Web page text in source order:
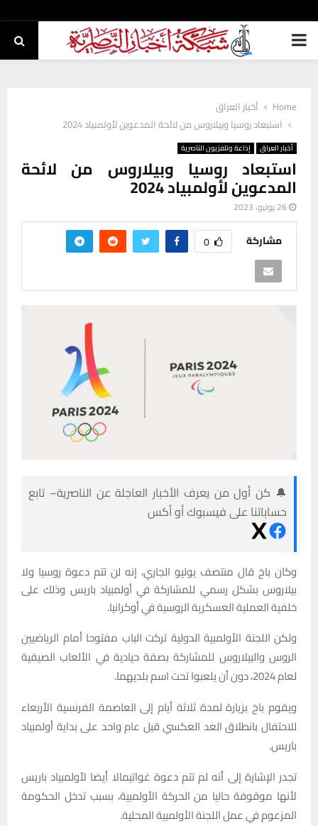
PRIMARY
Home
أخبار العراق
استبعاد روسيا وبيلاروس من لائحة المدعوين لأولمبياد 2024
أخبار العراق إذاعة وتلفزيون الناصرية
استبعاد روسيا وبيلاروس من لائحة
المدعوين لأولمبياد 2024
26 يوليو، 2023
مشاركة 0
🔔 كن أول من يعرف الأخبار العاجلة عن الناصرية– تابع
حساباتنا على فيسبوك أو أكس
وكان باخ قال منتصف يوليو الجاري، إنه لن تتم دعوة روسيا ولا
بيلاروس بشكل رسمي للمشاركة في أولمبياد باريس وذلك على
خلفية العملية العسكرية الروسية في أوكرانيا.
ولكن اللجنة الأولمبية الدولية تركت الباب مفتوحا أمام الرياضيين
الروس والبيلاروس للمشاركة بصفة حيادية في الألعاب الصيفية
لعام 2024، دون أن يلعبوا تحت اسم بلديهما.
ويقوم باخ بزيارة لمدة ثلاثة أيام إلى العاصمة الفرنسية الأربعاء
للاحتفال بانطلاق العد العكسي قبل عام واحد على بداية أولمبياد
باريس.
تجدر الإشارة إلى أنه لم تتم دعوة غواتيمالا أيضا لأولمبياد باريس
لأنها موقوفة حاليا من الحركة الأولمبية، بسبب تدخل الحكومة
المزعوم في عمل اللجنة الأولمبية المحلية.